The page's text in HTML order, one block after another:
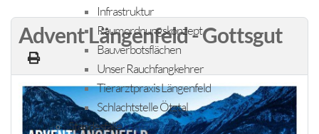
Infrastruktur
Raumordnungskonzept
Bauverbotsflächen
Unser Rauchfangkehrer
Tierarztpraxis Längenfeld
Schlachtstelle Ötztal
Standesfälle
Advent Längenfeld - Gottsgut